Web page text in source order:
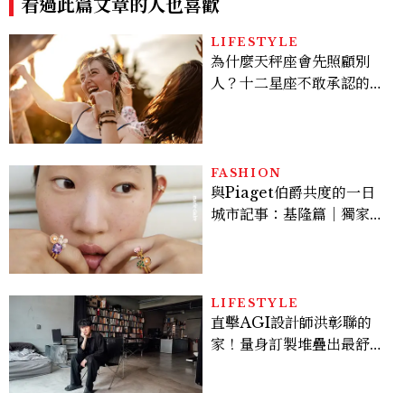
看過此篇文章的人也喜歡
LIFESTYLE
為什麼天秤座會先照顧別
人？十二星座不敢承認的一
FASHION
與Piaget伯爵共度的一日
城市記事：基隆篇｜獨家影
LIFESTYLE
直擊AGI設計師洪彰聯的
家！量身訂製堆疊出最舒適